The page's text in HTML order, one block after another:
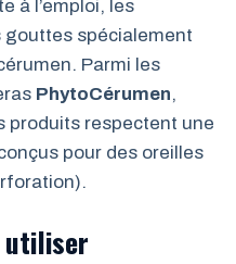
à l’emploi, les
gouttes spécialement
Parmi les
PhytoCérumen,
produits respectent une
pour des oreilles
utiliser